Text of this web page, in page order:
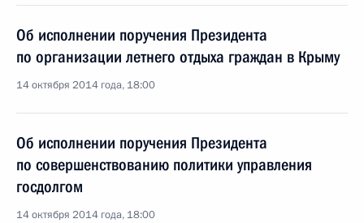
Об исполнении поручения Президента
по организации летнего отдыха граждан в Крыму
14 октября 2014 года, 18:00
Об исполнении поручения Президента
по совершенствованию политики управления
госдолгом
14 октября 2014 года, 18:00